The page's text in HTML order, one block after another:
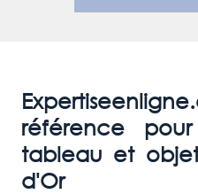
référence
tableau et
d'Or